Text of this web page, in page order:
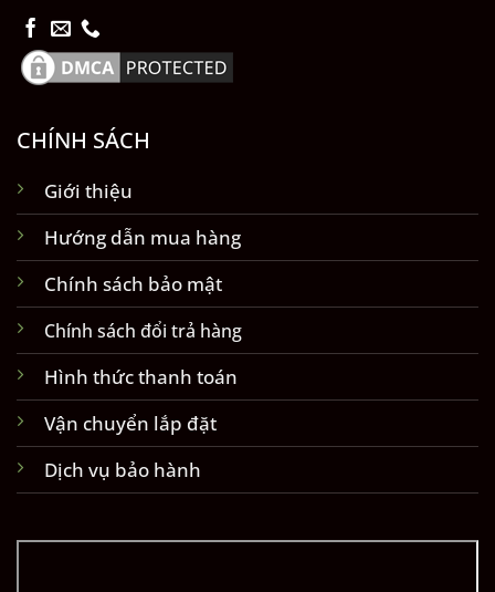
CHÍNH SÁCH
Giới thiệu
Hướng dẫn mua hàng
Chính sách bảo mật
Chính sách đổi trả hàng
Hình thức thanh toán
Vận chuyển lắp đặt
Dịch vụ bảo hành